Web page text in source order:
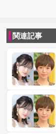
関連記事